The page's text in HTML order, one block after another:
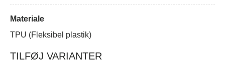
Materiale
TPU (Fleksibel plastik)
TILFØJ VARIANTER